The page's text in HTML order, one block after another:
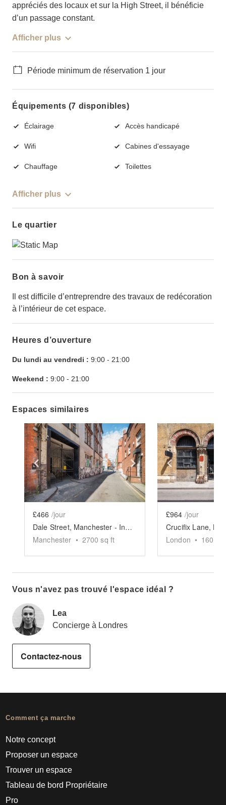
appréciés des locaux et sur la High Street, il bénéficie
d’un passage constant.
Afficher plus
Période minimum de réservation 1 jour
Équipements (7 disponibles)
Éclairage Accès handicapé
Wifi Cabines d'essayage
Chauffage Toilettes
Afficher plus
Le quartier
Bon à savoir
Il est difficile d’entreprendre des travaux de redécoration
à l’intérieur de cet espace.
Heures d’ouverture
Du lundi au vendredi : 9:00 - 21:00
Weekend : 9:00 - 21:00
Espaces similaires
Show previous slide Show next slide
£466 /jour
Dale Street, Manchester - Industrial Event Space
Manchester • 2700 sq ft
Show
£964 /jour
London • 1600
Vous n'avez pas trouvé l'espace idéal ?
Lea
Concierge à Londres
Contactez-nous
Comment ça marche
Notre concept
Proposer un espace
Trouver un espace
Tableau de bord Propriétaire
Pro